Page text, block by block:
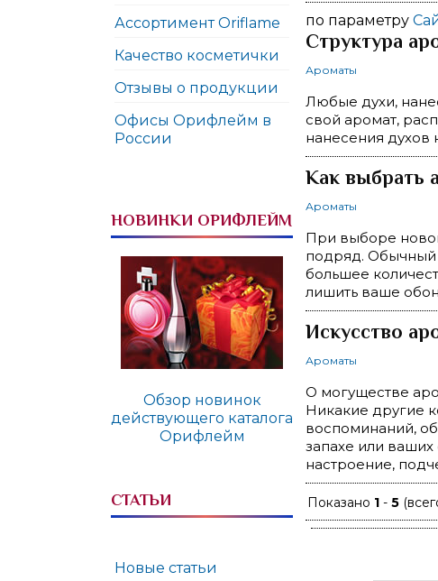
Ассортимент Oriflame
Качество косметички
Отзывы о продукции
Офисы Орифлейм в
России
НОВИНКИ ОРИФЛЕЙМ
Обзор новинок
действующего каталога
Орифлейм
СТАТЬИ
Новые статьи
по параметру
Структура
Ароматы
Любые духи,
свой аромат,
нанесения духов
Как выбрать
Ароматы
При выборе
подряд. Обычный
большее
лишить ваше
Искусство
Ароматы
О могуществе
Никакие другие
воспоминаний,
запахе или
настроение,
Показано 1 - 5